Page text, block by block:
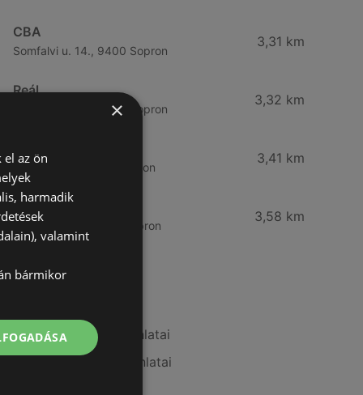
CBA
Somfalvi u. 14., 9400 Sopron
3,31 km
Reál
Besenyő u. 16., 9400 Sopron
3,32 km
Ibolya út 15., 9400 Sopron
3,41 km
CBA
Bánfalvi u. 14, 9400 Sopron
3,58 km
A(z) AlphaZoo ajánlatai
A(z) Müller HU ajánlatai
×
el az ön
harmadik
valamint
bármikor